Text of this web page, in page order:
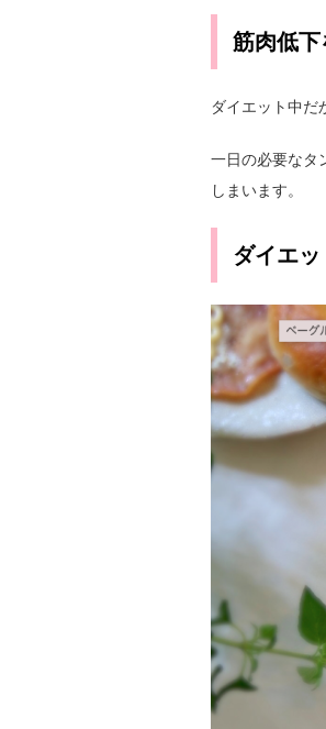
筋肉低
ダイエット中だ
一日の必要なタ
しまいます。
ダイエ